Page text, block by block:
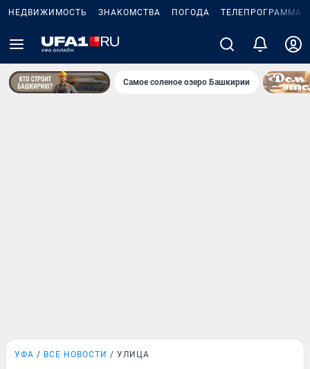
НЕДВИЖИМОСТЬ ЗНАКОМСТВА ПОГОДА ТЕЛЕПРОГРАММА
Самое соленое озеро Башкирии
УФА ВСЕ НОВОСТИ УЛИЦА